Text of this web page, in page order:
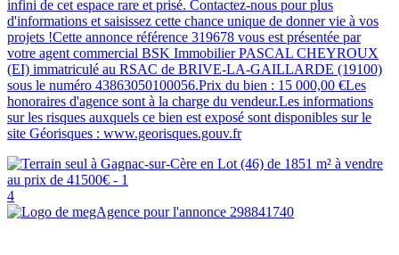
infini de cet espace rare et prisé. Contactez-nous pour plus
d'informations et saisissez cette chance unique de donner vie à vos
projets !Cette annonce référence 319678 vous est présentée par
votre agent commercial BSK Immobilier PASCAL CHEYROUX
(EI) immatriculé au RSAC de BRIVE-LA-GAILLARDE (19100)
sous le numéro 43863050100056.Prix du bien : 15 000,00 €Les
honoraires d'agence sont à la charge du vendeur.Les informations
sur les risques auxquels ce bien est exposé sont disponibles sur le
site Géorisques : www.georisques.gouv.fr
4